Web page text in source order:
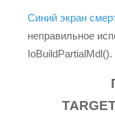
Синий экран
неправильное
IoBuildPartialMdl().